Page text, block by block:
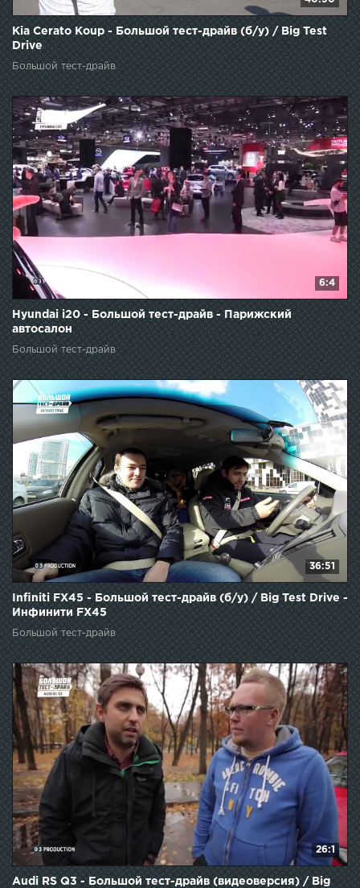
Kia Cerato Koup - Большой тест-драйв (б/у) / Big Test
Drive
Большой тест-драйв
6:4
Hyundai i20 - Большой тест-драйв - Парижский
автосалон
Большой тест-драйв
36:51
Infiniti FX45 - Большой тест-драйв (б/у) / Big Test Drive -
Инфинити FX45
Большой тест-драйв
26:1
Audi RS Q3 - Большой тест-драйв (видеоверсия) / Big